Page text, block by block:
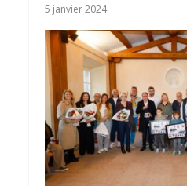
5 janvier 2024